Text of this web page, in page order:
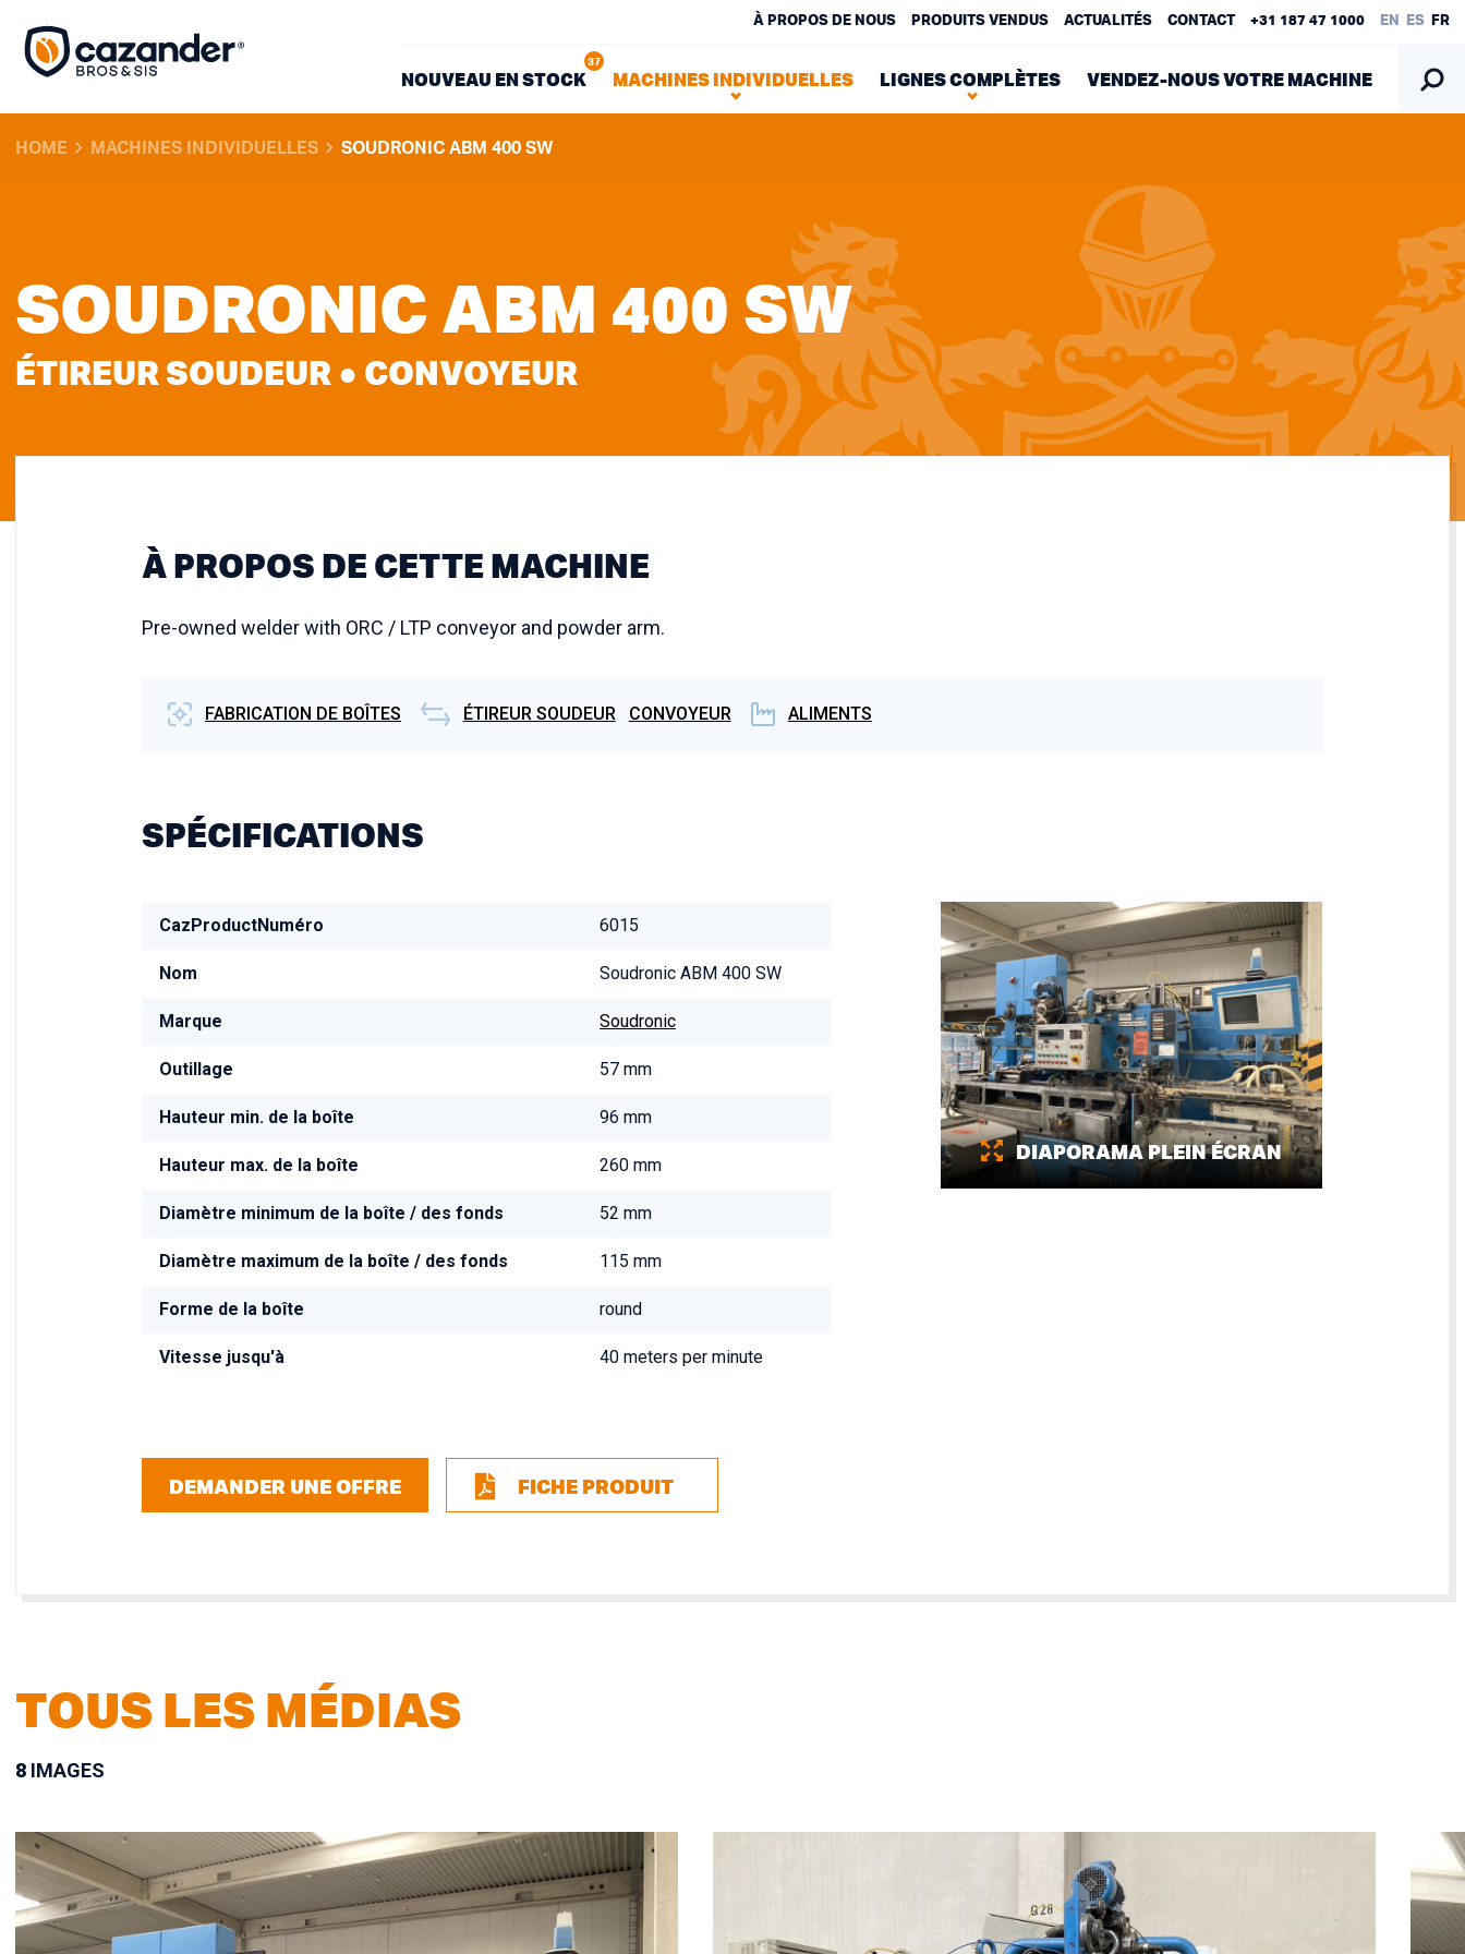
À PROPOS DE NOUS PRODUITS VENDUS ACTUALITÉS CONTACT +31 187 47 1000 EN ES FR
NOUVEAU EN STOCK
37
MACHINES INDIVIDUELLES LIGNES COMPLÈTES VENDEZ-NOUS VOTRE MACHINE
HOME MACHINES INDIVIDUELLES SOUDRONIC ABM 400 SW
SOUDRONIC ABM 400 SW
ÉTIREUR SOUDEUR ● CONVOYEUR
À PROPOS DE CETTE MACHINE
Pre-owned welder with ORC / LTP conveyor and powder arm.
FABRICATION DE BOÎTES ÉTIREUR SOUDEUR CONVOYEUR ALIMENTS
SPÉCIFICATIONS
CazProductNuméro 6015
Nom Soudronic ABM 400 SW
Marque Soudronic
Outillage 57 mm
Hauteur min. de la boîte 96 mm
Hauteur max. de la boîte 260 mm
Diamètre minimum de la boîte / des fonds 52 mm
Diamètre maximum de la boîte / des fonds 115 mm
Forme de la boîte round
Vitesse jusqu'à 40 meters per minute
DEMANDER UNE OFFRE FICHE PRODUIT
DIAPORAMA PLEIN ÉCRAN
TOUS LES MÉDIAS
8 IMAGES